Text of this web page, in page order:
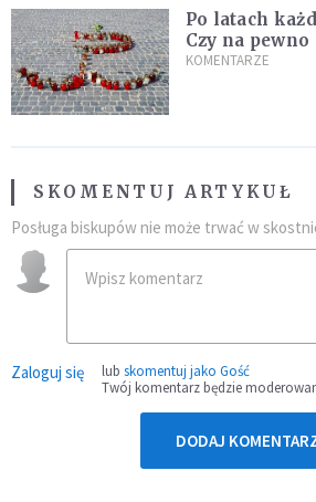
Po latach
Czy na pewno
inaczej?
KOMENTARZE
SKOMENTUJ ARTYKUŁ
Posługa biskupów nie może trwać w
Zaloguj się lub skomentuj jako Gość
Twój komentarz będzie
DODAJ